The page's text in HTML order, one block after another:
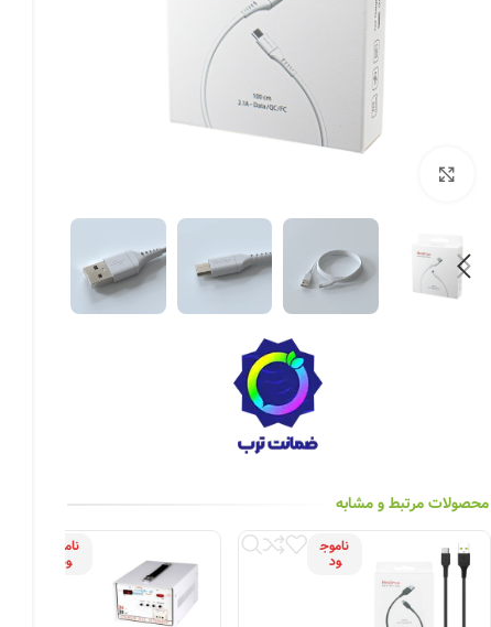
پروژکتور و نورافکن
چراغ خطی
چراغ توکار
چراغ خیابانی
چراغ محوطه
چراغ سقفی (هالوژن)
محصولات مرتبط و مشابه
ناموج
ود
ناموج
ود